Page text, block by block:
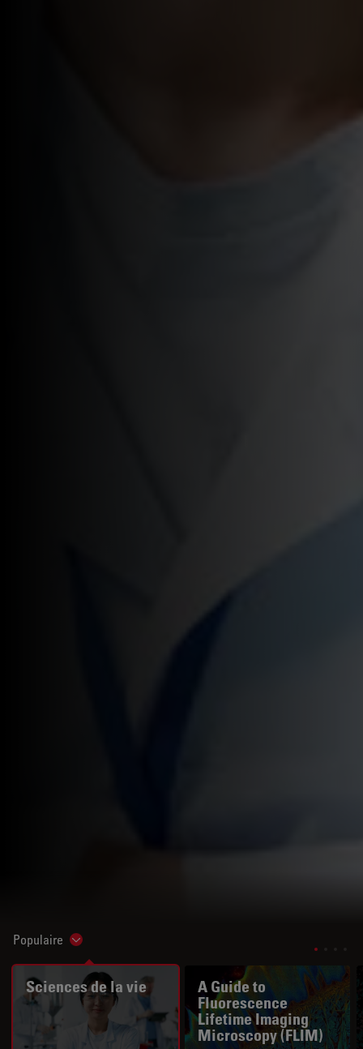
Populaire Show subnavigation
Sciences de la vie
A Guide to
Fluorescence
Lifetime Imaging
Microscopy (FLIM)